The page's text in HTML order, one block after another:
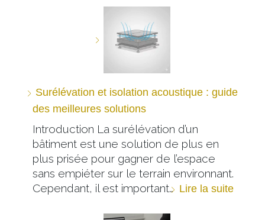
Surélévation et isolation acoustique : guide
des meilleures solutions
Introduction La surélévation d’un
bâtiment est une solution de plus en
plus prisée pour gagner de l’espace
sans empiéter sur le terrain environnant.
Cependant, il est important… Lire la suite